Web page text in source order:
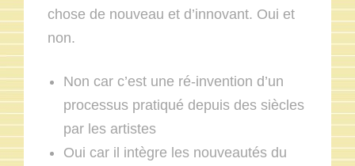
chose de nouveau et d’innovant. Oui et
non.
Non car c’est une ré-invention d’un
processus pratiqué depuis des siècles
par les artistes
Oui car il intègre les nouveautés du